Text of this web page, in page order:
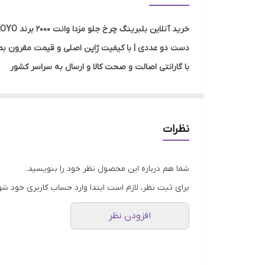
خرید آنلاین بلبرینگ چرخ جلو مزدا وانت 2000 برند KOYO ژاپن اصلی
دست دو عددی | با کیفیت ژاپن اصلی و قیمت مقرون
با گارانتی اصالت و صحت کالا و ارسال به سراسر کشور
نظرات
شما هم درباره این محصول نظر خود را بنویسید.
برای ثبت نظر، لازم است ابتدا وارد حساب کاربری خود
افزودن نظر